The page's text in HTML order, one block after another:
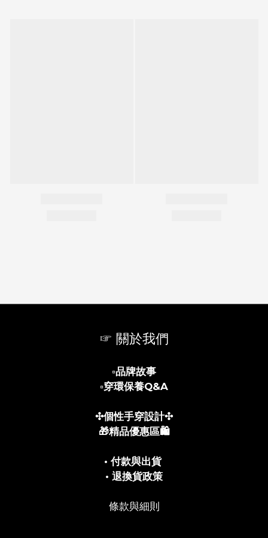
☞ 關於我們
▫️品牌故事
▫️穿環保養Q&A
✣個性手穿設計✣
🎁精品優惠區🛍️
• 付款與出貨
• 退換貨政策
條款與細則